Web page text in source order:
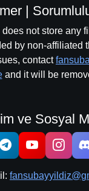
|
not store any
by non-affiliated
contact
and it will be
ve Sosyal